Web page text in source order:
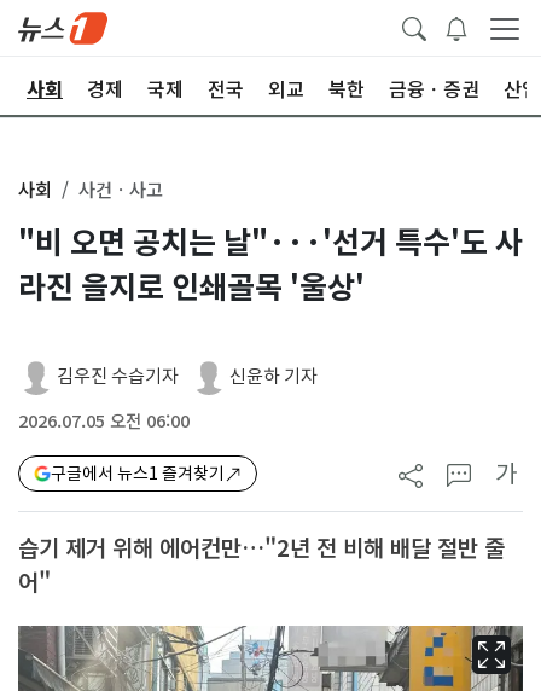
사회 경제 국제 전국 외교 북한 금융ㆍ증권 산업
사회 사건ㆍ사고
"비 오면 공치는 날"···'선거 특수'도 사
라진 을지로 인쇄골목 '울상'
김우진 수습기자 신윤하 기자
2026.07.05 오전 06:00
구글에서 뉴스1 즐겨찾기 가
습기 제거 위해 에어컨만…"2년 전 비해 배달 절반 줄
어"